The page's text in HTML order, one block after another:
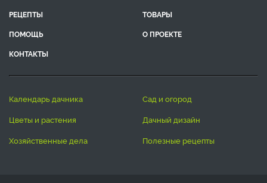
РЕЦЕПТЫ
ТОВАРЫ
ПОМОЩЬ
О ПРОЕКТЕ
КОНТАКТЫ
календарь дачника
сад и огород
цветы и растения
дачный дизайн
хозяйственные дела
полезные рецепты